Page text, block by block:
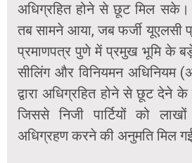
अधिग्रहित होने से छूट मिल सके।
तब सामने आया, जब फर्जी यूएलसी
प्रमाणपत्र पुणे में प्रमुख भूमि के
सीलिंग और विनियमन अधिनियम
द्वारा अधिग्रहित होने से छूट देने
जिससे निजी पार्टियों को
अधिग्रहण करने की अनुमति मिल